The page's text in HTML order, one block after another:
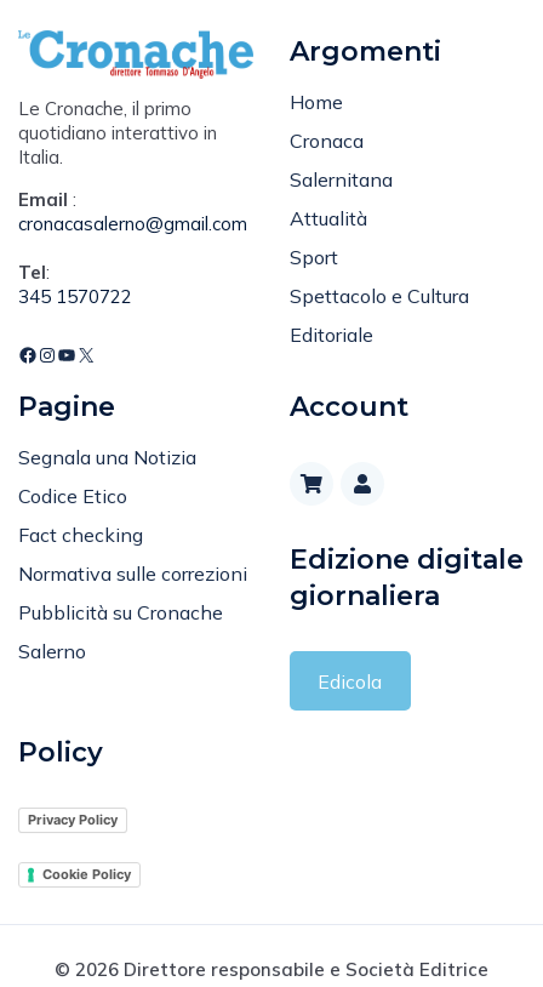
Le Cronache, il primo
quotidiano interattivo in
Italia.
Email :
cronacasalerno@gmail.com
Tel:
345 1570722
Argomenti
Home
Cronaca
Salernitana
Attualità
Sport
Spettacolo e Cultura
Editoriale
Pagine
Segnala una Notizia
Codice Etico
Fact checking
Normativa sulle correzioni
Pubblicità su Cronache
Salerno
Account
Edizione digitale
giornaliera
Edicola
Policy
Privacy Policy
Cookie Policy
© 2026 Direttore responsabile e Società Editrice